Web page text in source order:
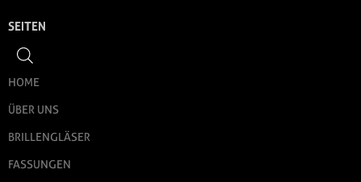
SEITEN
HOME
ÜBER UNS
BRILLENGLÄSER
FASSUNGEN